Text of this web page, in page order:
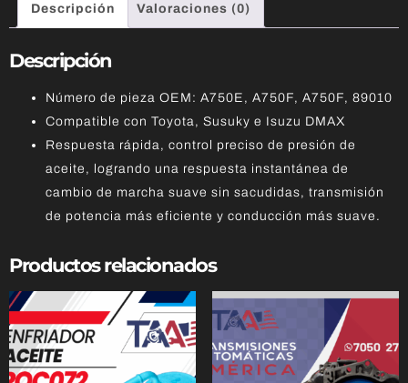
Descripción Valoraciones (0)
Descripción
Número de pieza OEM: A750E, A750F, A750F, 89010
Compatible con Toyota, Susuky e Isuzu DMAX
Respuesta rápida, control preciso de presión de
aceite, logrando una respuesta instantánea de
cambio de marcha suave sin sacudidas, transmisión
de potencia más eficiente y conducción más suave.
Productos relacionados